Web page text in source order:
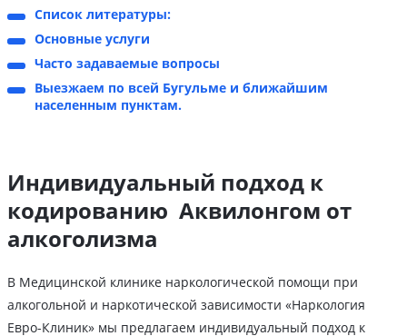
Список литературы:
Основные услуги
Часто задаваемые вопросы
Выезжаем по всей Бугульме и ближайшим
населенным пунктам.
Индивидуальный подход к
кодированию Аквилонгом от
алкоголизма
В Медицинской клинике наркологической помощи при
алкогольной и наркотической зависимости «Наркология
Евро-Клиник» мы предлагаем индивидуальный подход к